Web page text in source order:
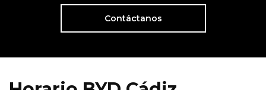
Contáctanos